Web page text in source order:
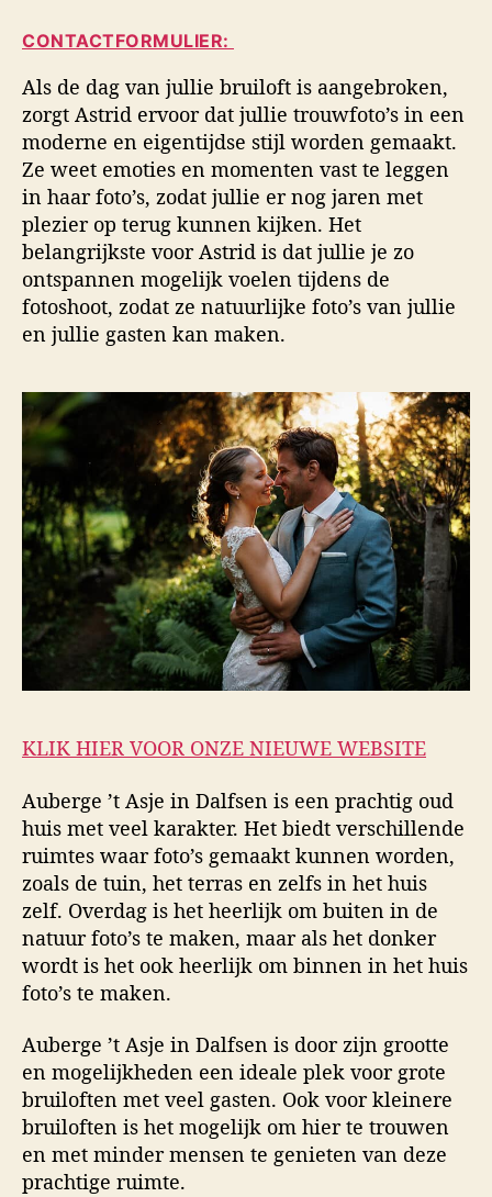
d
s
f
o
t
o
g
r
a
f
i
e
u
e
u
r
u
m
CONTACTFORMULIER:
Als de dag van jullie bruiloft is aangebroken,
zorgt Astrid ervoor dat jullie trouwfoto’s in een
moderne en eigentijdse stijl worden gemaakt.
Ze weet emoties en momenten vast te leggen
in haar foto’s, zodat jullie er nog jaren met
plezier op terug kunnen kijken. Het
belangrijkste voor Astrid is dat jullie je zo
ontspannen mogelijk voelen tijdens de
fotoshoot, zodat ze natuurlijke foto’s van jullie
en jullie gasten kan maken.
KLIK HIER VOOR ONZE NIEUWE WEBSITE
Auberge ’t Asje in Dalfsen is een prachtig oud
huis met veel karakter. Het biedt verschillende
ruimtes waar foto’s gemaakt kunnen worden,
zoals de tuin, het terras en zelfs in het huis
zelf. Overdag is het heerlijk om buiten in de
natuur foto’s te maken, maar als het donker
wordt is het ook heerlijk om binnen in het huis
foto’s te maken.
Auberge ’t Asje in Dalfsen is door zijn grootte
en mogelijkheden een ideale plek voor grote
bruiloften met veel gasten. Ook voor kleinere
bruiloften is het mogelijk om hier te trouwen
en met minder mensen te genieten van deze
prachtige ruimte.